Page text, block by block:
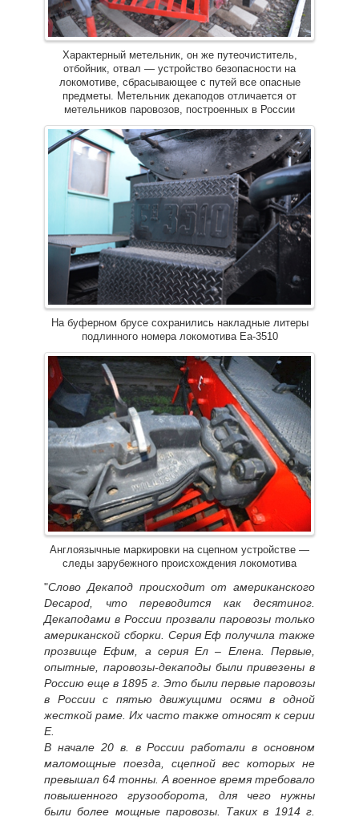
Характерный метельник, он же путеочиститель,
отбойник, отвал — устройство безопасности на
локомотиве, сбрасывающее с путей все опасные
предметы. Метельник декаподов отличается от
метельников паровозов, построенных в России
На буферном брусе сохранились накладные литеры
подлинного номера локомотива Еа-3510
Англоязычные маркировки на сцепном устройстве —
следы зарубежного происхождения локомотива
"Слово Декапод происходит от американского
Decapod, что переводится как десятиног.
Декаподами в России прозвали паровозы только
американской сборки. Серия Еф получила также
прозвище Ефим, а серия Ел – Елена. Первые,
опытные, паровозы-декаподы были привезены в
Россию еще в 1895 г. Это были первые паровозы
в России с пятью движущими осями в одной
жесткой раме. Их часто также относят к серии
Е.
В начале 20 в. в России работали в основном
маломощные поезда, сцепной вес которых не
превышал 64 тонны. А военное время требовало
повышенного грузооборота, для чего нужны
были более мощные паровозы. Таких в 1914 г.